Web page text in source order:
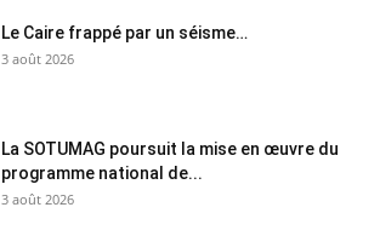
Le Caire frappé par un séisme…
3 août 2026
La SOTUMAG poursuit la mise en œuvre du
programme national de...
3 août 2026